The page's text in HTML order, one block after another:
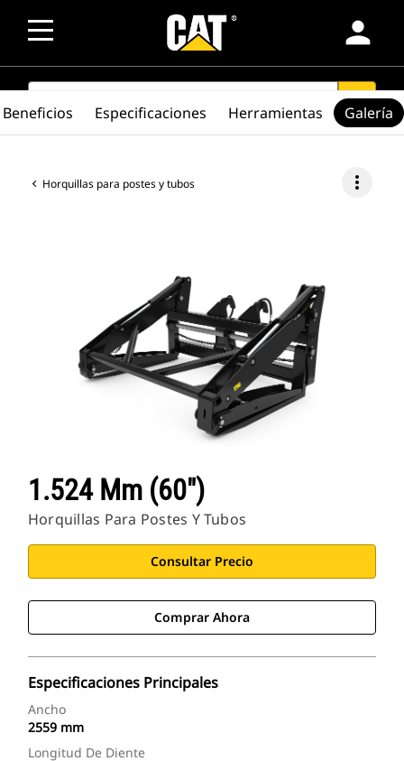
person
SEARCH search
Horquillas para postes y tubos more_vert
1.524 Mm (60")
Horquillas Para Postes Y Tubos
Consultar Precio
Comprar Ahora
Especificaciones Principales
Ancho
2559 mm
Longitud De Diente
Beneficios Especificaciones Herramientas Galería